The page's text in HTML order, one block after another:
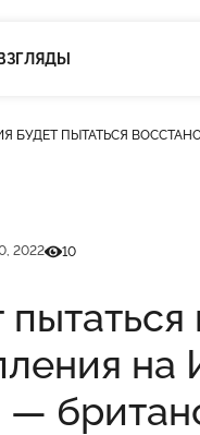
ВЗГЛЯДЫ
БУДЕТ ПЫТАТЬСЯ
2022Кількість переглядів
10